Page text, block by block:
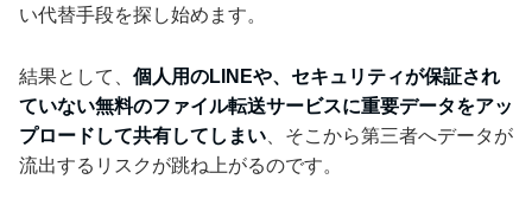
い代替手段を探し始めます。
結果として、 個人用のLINEや、セキュリティが保証され
ていない無料のファイル転送サービスに重要データをアッ
プロードして共有してしまい 、そこから第三者へデータが
流出するリスクが跳ね上がるのです。